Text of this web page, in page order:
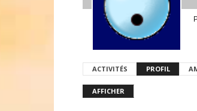
ACTIVITÉS PROFIL
AFFICHER